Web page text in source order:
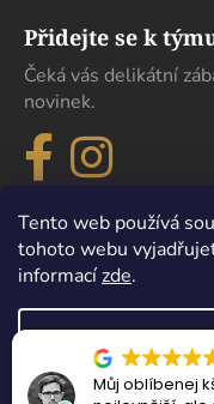
Tento web používá
tohoto webu
informacízde.
Přidejte se k
Čeká vás delikátní
novinek.
Můj oblíbenej